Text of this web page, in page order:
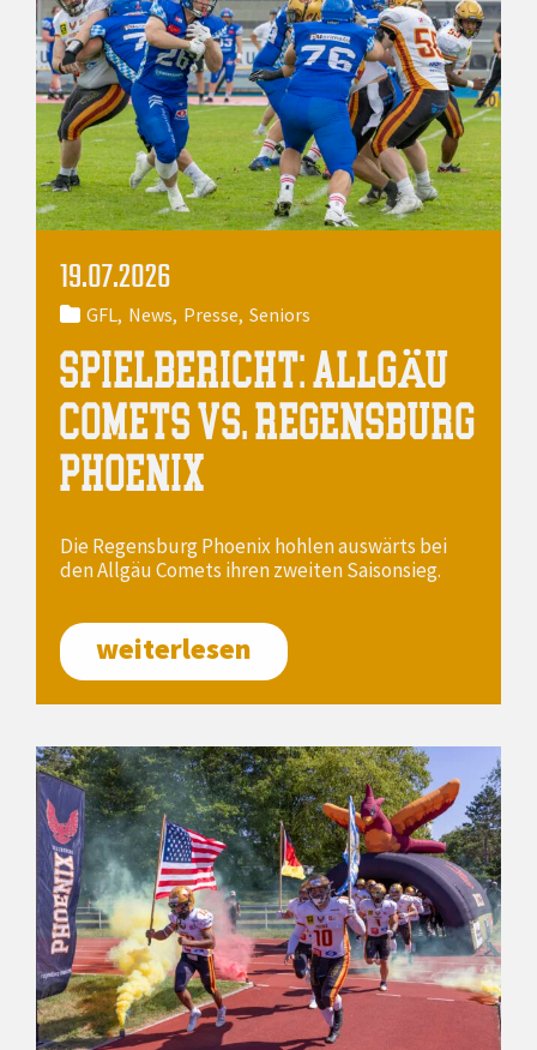
19.07.2026
GFL News Presse Seniors
SPIELBERICHT: ALLGÄU
COMETS VS. REGENSBURG
PHOENIX
Die Regensburg Phoenix hohlen auswärts bei
den Allgäu Comets ihren zweiten Saisonsieg.
weiterlesen